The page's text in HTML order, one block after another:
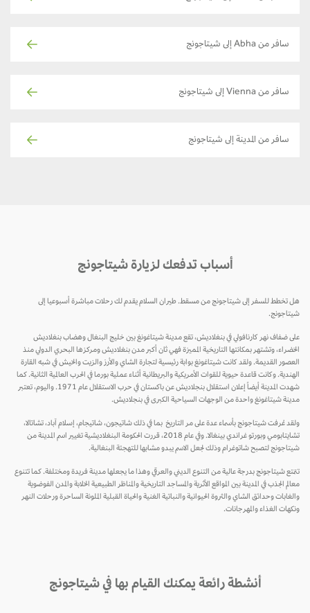
سافر من Abha إلى شيتاجونج
سافر من Vienna إلى شيتاجونج
سافر من المدينة إلى شيتاجونج
أسباب تدفعك لزيارة شيتاجونج
هل تخطط للسفر إلى شيتاجونج من مسقط. طيران السلام يقدم لك رحلات مباشرة أسبوعيا إلى
شيتاجونج.
على ضفاف نهر كارنافولي في بنغلاديش، تقع مدينة شيتاغونغ بين خليج البنغال وهضاب بنغلاديش
الخضراء، وتشتهر بمكانتها التاريخية المميزة فهي ثان أكبر مدن بنغلاديش ومركزها البحري الدولي منذ
العصور القديمة. ولقد كانت شيتاغونغ بوابة رئيسية لتجارة الشاي والأرز والزيت والخيش في شبه القارة
الهندية. وكانت قاعدة حيوية للقوات الأمريكية والبريطانية أثناء عملية بورما في الحرب العالمية الثانية. كما
شهدت المدينة أيضاً إعلان استقلال بنجلاديش عن باكستان في حرب الاستقلال عام 1971. واليوم، تعتبر
مدينة شيتاغونغ واحدة من الوجهات السياحية الكبرى في بنجلاديش.
ولقد عُرفت شيتاجونج بأسماء عدة على مر التاريخ بما في ذلك شاتيجون، شاتيجام، إسلام آباد، تشاتالا،
تشايتابومي وبورتو غراندي بينغالا. وفي عام 2018، قررت الحكومة البنغلاديشية تغيير اسم المدينة من
شيتاجونج لتصبح شاتوغرام وذلك لجعل الاسم يبدو مشابها للتهجئة البنغالية.
تتمتع شيتاجونج بدرجة عالية من التنوع الديني والعرقي وهذا ما يجعلها مدينة فريدة ومختلفة. كما تتنوع
معالم الجذب في المدينة بين المواقع الأثرية والمساجد التاريخية والمناظر الطبيعية الخلابة والمدن الفوضوية
والغابات وحدائق الشاي والثروة الحيوانية والنباتية الغنية والحياة القبلية الملونة الساحرة ورحلات النهر
ونكهات الغذاء والمهرجانات.
أنشطة رائعة يمكنك القيام بها في شيتاجونج